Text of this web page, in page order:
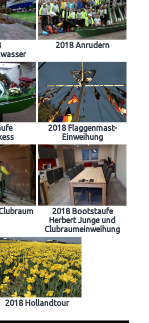
2018 Anrudern
2018 Flaggenmast-
Einweihung
2018 Bootstaufe
Herbert Junge und
Clubraumeinweihung
2018 Hollandtour